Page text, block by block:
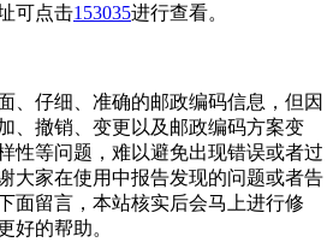
可点击153035进行查看。
、仔细、准确的邮政编码信息，但因
、撤销、变更以及邮政编码方案变
性等问题，难以避免出现错误或者过
大家在使用中报告发现的问题或者告
面留言，本站核实后会马上进行修
好的帮助。